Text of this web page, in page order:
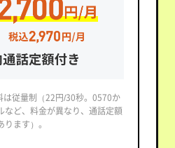
従量制（22円/30秒。0570か
など、料金が異なり、通話定額
ます）。